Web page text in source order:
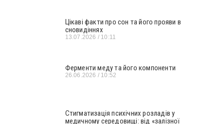
Цікаві факти про сон та його прояви в
сновидіннях
13.07.2026 10:11
Ферменти меду та його компоненти
26.06.2026 10:52
Стигматизація психічних розладів у
медичному середовищі: від «залізної